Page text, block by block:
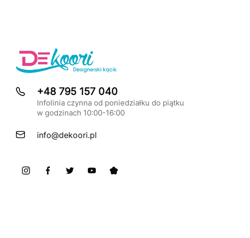
+48 795 157 040
Infolinia czynna od poniedziałku do piątku
w godzinach 10:00-16:00
info@dekoori.pl